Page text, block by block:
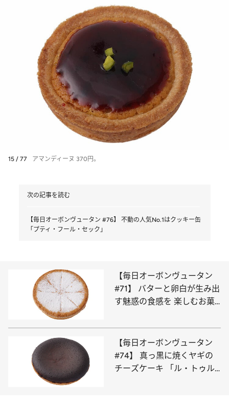
15 / 77 アマンディーヌ 370円。
次の記事を読む
【毎日オーボンヴュータン #76】 不動の人気No.1はクッキー缶
「プティ・フール・セック」
【毎日オーボンヴュータン
#71】 バターと卵白が生み出
す魅惑の食感を 楽しむお菓
【毎日オーボンヴュータン
#74】 真っ黒に焼くヤギの
チーズケーキ 「ル・トゥル